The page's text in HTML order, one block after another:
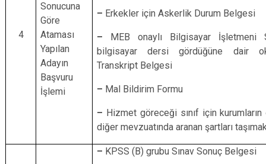
4
Sonucuna
Göre
Ataması
Yapılan
Adayın
Başvuru
İşlemi
– Erkekler için Askerlik Durum Belgesi
– MEB onaylı Bilgisayar İşletmeni
bilgisayar dersi gördüğüne dair
Transkript Belgesi
– Mal Bildirim Formu
– Hizmet göreceği sınıf için
diğer mevzuatında aranan şartları
– KPSS (B) grubu Sınav Sonuç Belgesi